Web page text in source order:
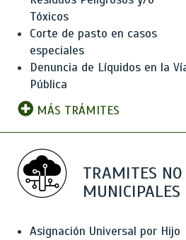
Tóxicos
Corte de pasto en casos
especiales
Denuncia de Líquidos en la
Pública
MÁS TRÁMITES
TRAMITES NO
MUNICIPALES
Asignación Universal por Hijo